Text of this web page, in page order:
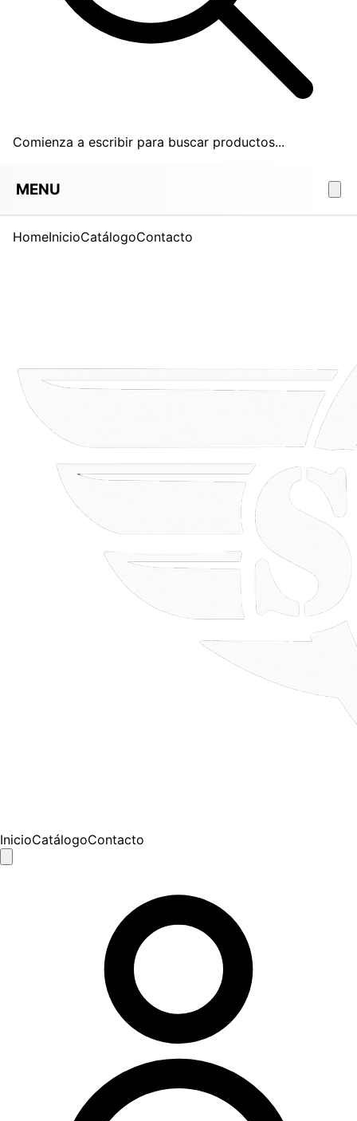
Comienza a escribir para buscar productos...
MENU
HomeInicioCatálogoContacto
InicioCatálogoContacto